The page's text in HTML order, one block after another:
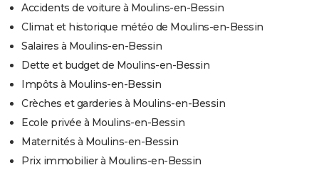
Accidents de voiture à Moulins-en-Bessin
Climat et historique météo de Moulins-en-Bessin
Salaires à Moulins-en-Bessin
Dette et budget de Moulins-en-Bessin
Impôts à Moulins-en-Bessin
Crèches et garderies à Moulins-en-Bessin
Ecole privée à Moulins-en-Bessin
Maternités à Moulins-en-Bessin
Prix immobilier à Moulins-en-Bessin